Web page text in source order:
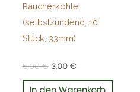
Räucherkohle
(selbstzündend, 10
Stück, 33mm)
5,00€ 3,00 €